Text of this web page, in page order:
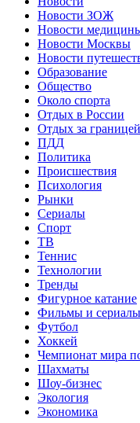
Новости ЗОЖ
Новости
Новости Москвы
Новости
Образование
Общество
Около спорта
Отдых в России
Отдых за границей
ПДД
Политика
Происшествия
Психология
Рынки
Сериалы
Спорт
ТВ
Теннис
Технологии
Тренды
Фигурное катание
Фильмы и сериалы
Футбол
Хоккей
Чемпионат мира
Шахматы
Шоу-бизнес
Экология
Экономика